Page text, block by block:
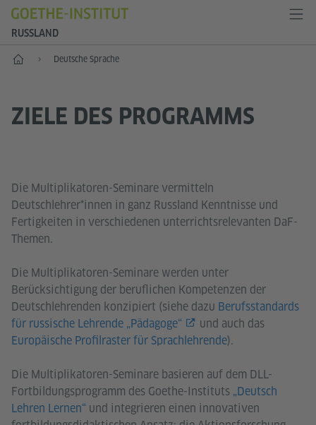
RUSSLAND
Start Deutsche Sprache
ZIELE DES PROGRAMMS
Die Multiplikatoren-Seminare vermitteln
Deutschlehrer*innen in ganz Russland Kenntnisse und
Fertigkeiten in verschiedenen unterrichtsrelevanten DaF-
Themen.
Die Multiplikatoren-Seminare werden unter
Berücksichtigung der beruflichen Kompetenzen der
Deutschlehrenden konzipiert (siehe dazu Berufsstandards
für russische Lehrende „Pädagoge“
und auch das
Europäische Profilraster für Sprachlehrende).
Die Multiplikatoren-Seminare basieren auf dem DLL-
Fortbildungsprogramm des Goethe-Instituts „Deutsch
Lehren Lernen“ und integrieren einen innovativen